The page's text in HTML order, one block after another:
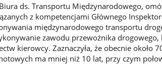
ds. Transportu Międzynarodowego,
z kompetencjami Głównego
międzynarodowego transportu
zawodu przewoźnika drogowego,
kierowcy. Zaznaczyła, że obecnie około
ma mniej niż 10 lat, przy czym